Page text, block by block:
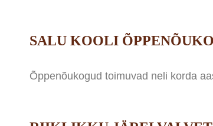
SALU KOOLI
Õppenõukogud toimuvad neli korda